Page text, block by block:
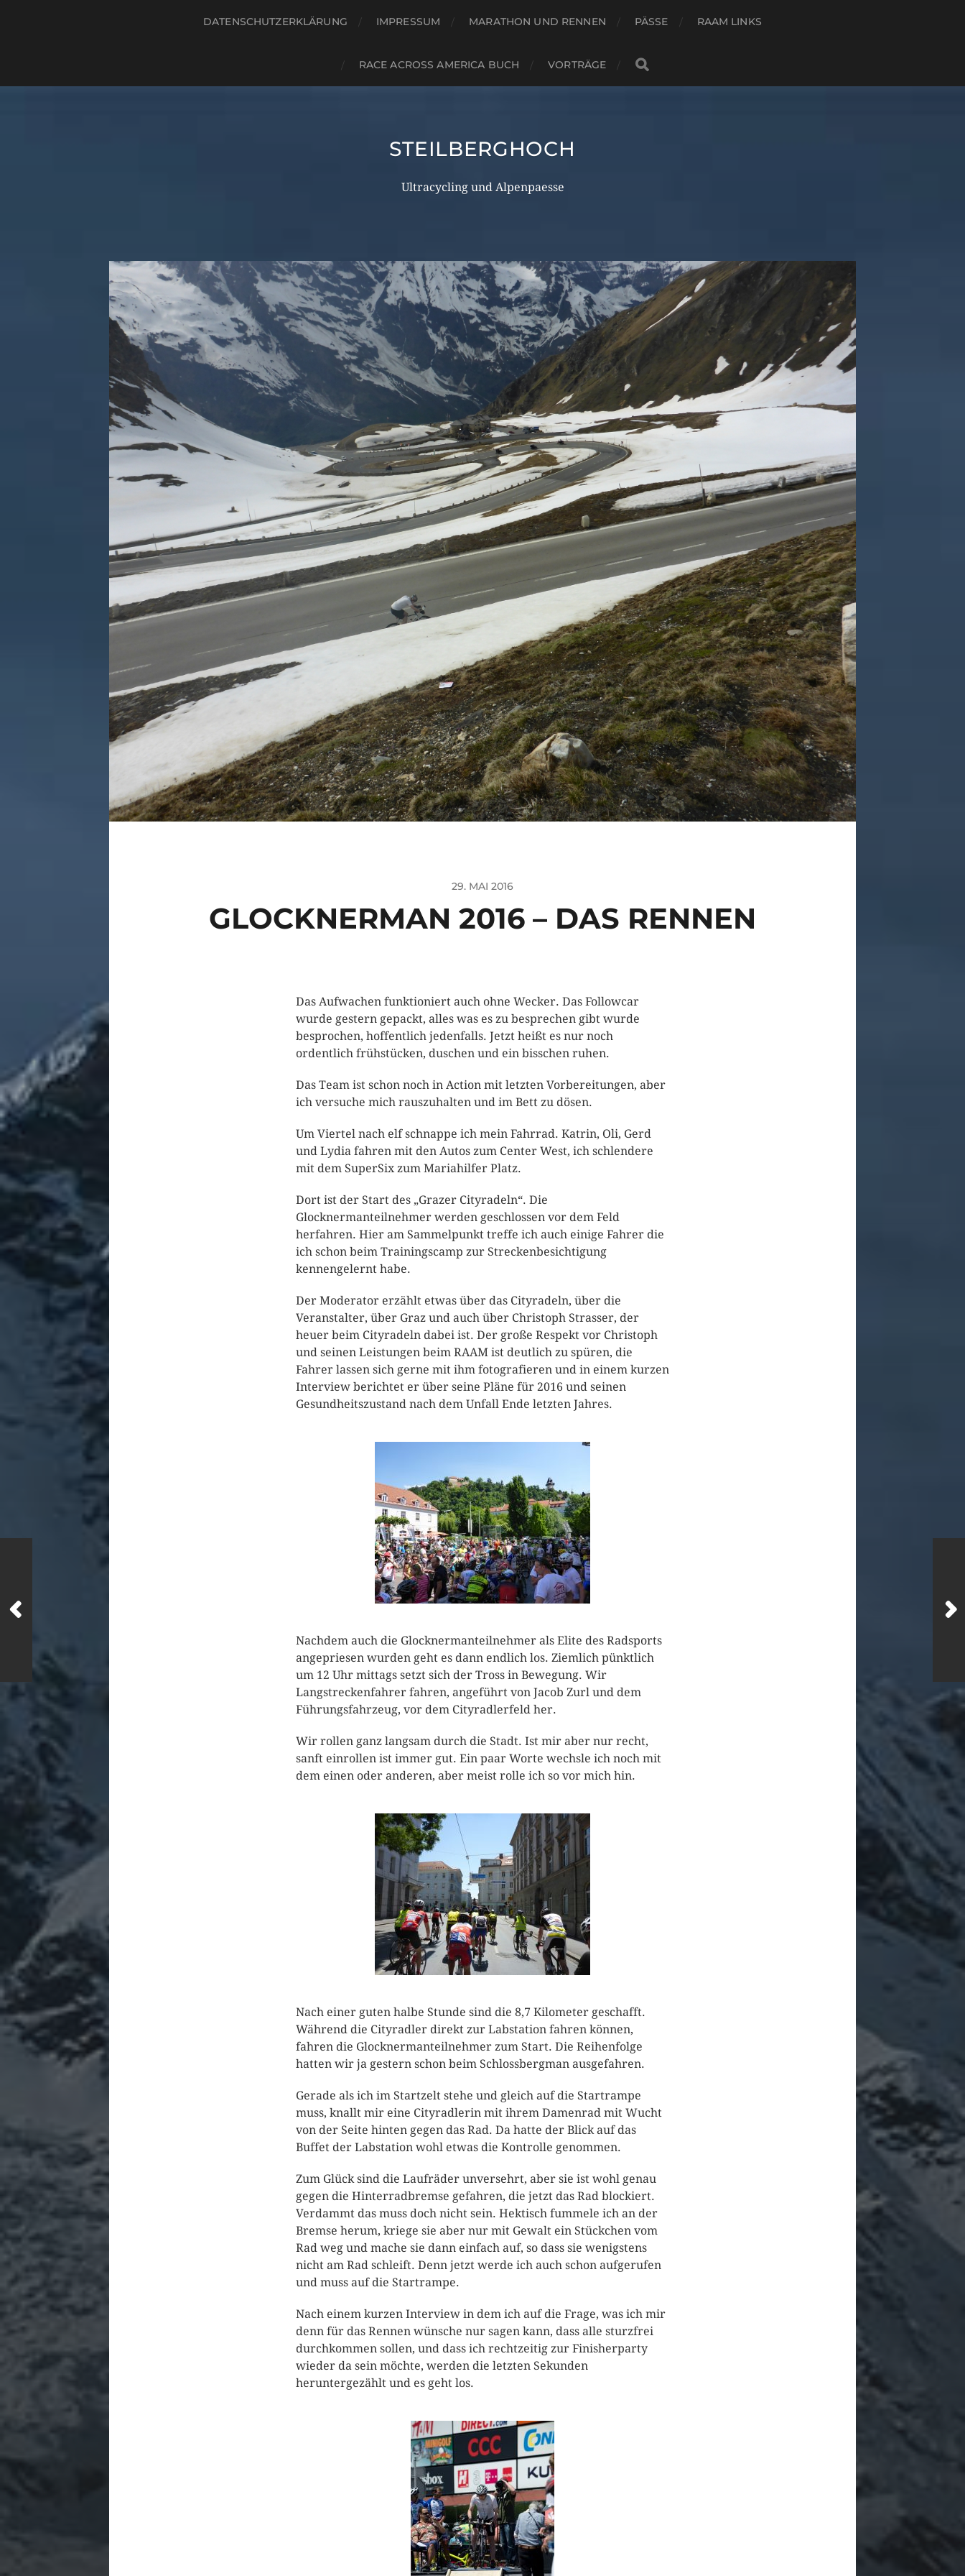
DATENSCHUTZERKLÄRUNG IMPRESSUM MARATHON UND RENNEN PÄSSE RAAM LINKS
RACE ACROSS AMERICA BUCH VORTRÄGE
STEILBERGHOCH
Ultracycling und Alpenpaesse
29. MAI 2016
GLOCKNERMAN 2016 – DAS RENNEN
Das Aufwachen funktioniert auch ohne Wecker. Das Followcar
wurde gestern gepackt, alles was es zu besprechen gibt wurde
besprochen, hoffentlich jedenfalls. Jetzt heißt es nur noch
ordentlich frühstücken, duschen und ein bisschen ruhen.
Das Team ist schon noch in Action mit letzten Vorbereitungen, aber
ich versuche mich rauszuhalten und im Bett zu dösen.
Um Viertel nach elf schnappe ich mein Fahrrad. Katrin, Oli, Gerd
und Lydia fahren mit den Autos zum Center West, ich schlendere
mit dem SuperSix zum Mariahilfer Platz.
Dort ist der Start des „Grazer Cityradeln“. Die
Glocknermanteilnehmer werden geschlossen vor dem Feld
herfahren. Hier am Sammelpunkt treffe ich auch einige Fahrer die
ich schon beim Trainingscamp zur Streckenbesichtigung
kennengelernt habe.
Der Moderator erzählt etwas über das Cityradeln, über die
Veranstalter, über Graz und auch über Christoph Strasser, der
heuer beim Cityradeln dabei ist. Der große Respekt vor Christoph
und seinen Leistungen beim RAAM ist deutlich zu spüren, die
Fahrer lassen sich gerne mit ihm fotografieren und in einem kurzen
Interview berichtet er über seine Pläne für 2016 und seinen
Gesundheitszustand nach dem Unfall Ende letzten Jahres.
Nachdem auch die Glocknermanteilnehmer als Elite des Radsports
angepriesen wurden geht es dann endlich los. Ziemlich pünktlich
um 12 Uhr mittags setzt sich der Tross in Bewegung. Wir
Langstreckenfahrer fahren, angeführt von Jacob Zurl und dem
Führungsfahrzeug, vor dem Cityradlerfeld her.
Wir rollen ganz langsam durch die Stadt. Ist mir aber nur recht,
sanft einrollen ist immer gut. Ein paar Worte wechsle ich noch mit
dem einen oder anderen, aber meist rolle ich so vor mich hin.
Nach einer guten halbe Stunde sind die 8,7 Kilometer geschafft.
Während die Cityradler direkt zur Labstation fahren können,
fahren die Glocknermanteilnehmer zum Start. Die Reihenfolge
hatten wir ja gestern schon beim Schlossbergman ausgefahren.
Gerade als ich im Startzelt stehe und gleich auf die Startrampe
muss, knallt mir eine Cityradlerin mit ihrem Damenrad mit Wucht
von der Seite hinten gegen das Rad. Da hatte der Blick auf das
Buffet der Labstation wohl etwas die Kontrolle genommen.
Zum Glück sind die Laufräder unversehrt, aber sie ist wohl genau
gegen die Hinterradbremse gefahren, die jetzt das Rad blockiert.
Verdammt das muss doch nicht sein. Hektisch fummele ich an der
Bremse herum, kriege sie aber nur mit Gewalt ein Stückchen vom
Rad weg und mache sie dann einfach auf, so dass sie wenigstens
nicht am Rad schleift. Denn jetzt werde ich auch schon aufgerufen
und muss auf die Startrampe.
Nach einem kurzen Interview in dem ich auf die Frage, was ich mir
denn für das Rennen wünsche nur sagen kann, dass alle sturzfrei
durchkommen sollen, und dass ich rechtzeitig zur Finisherparty
wieder da sein möchte, werden die letzten Sekunden
heruntergezählt und es geht los.